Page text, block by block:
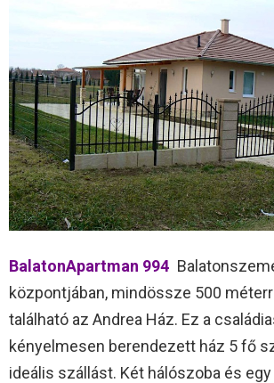
BalatonApartman 994
központjában, mindössze 500
található az Andrea Ház. Ez a
kényelmesen berendezett ház 5 fő
ideális szállást. Két hálószoba és